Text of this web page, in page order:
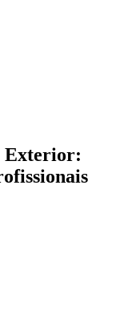
Exterior: